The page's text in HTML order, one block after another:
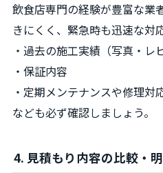
飲食店専門の経験が豊富な業
きにくく、緊急時も迅速な対
・過去の施工実績（写真・レ
・保証内容
・定期メンテナンスや修理対
なども必ず確認しましょう。
4. 見積もり内容の比較・